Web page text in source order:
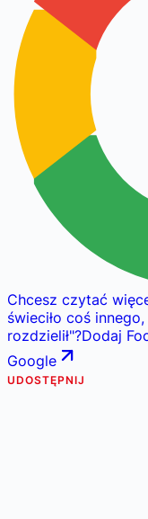
Chcesz czytać
świeciło coś
rozdzielił"?Dodaj
Google
UDOSTĘPNIJ